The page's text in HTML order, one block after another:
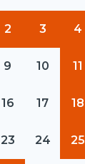
2 3 4
9 10 11
16 17 18
23 24 25